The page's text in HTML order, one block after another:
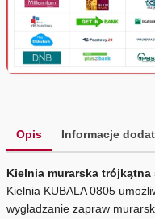
Opis Informacje
Kielnia murarska trójkątna
Kielnia KUBALA 0805
wygładzanie zapraw